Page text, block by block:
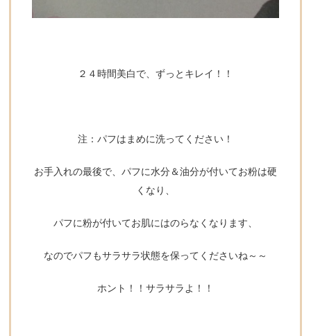
２４時間美白で、ずっとキレイ！！
注：パフはまめに洗ってください！
お手入れの最後で、パフに水分＆油分が付いてお粉は硬
くなり、
パフに粉が付いてお肌にはのらなくなります、
なのでパフもサラサラ状態を保ってくださいね～～
ホント！！サラサラよ！！